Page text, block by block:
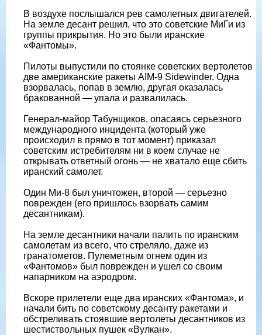
В воздухе послышался рев самолетных двигателей.
На земле десант решил, что это советские МиГи из
группы прикрытия. Но это были иранские
«Фантомы».
Пилоты выпустили по стоянке советских вертолетов
две американские ракеты AIM-9 Sidewinder. Одна
взорвалась, попав в землю, другая оказалась
бракованной — упала и развалилась.
Генерал-майор Табунщиков, опасаясь серьезного
международного инцидента (который уже
происходил в прямо в тот момент) приказал
советским истребителям ни в коем случае не
открывать ответный огонь — не хватало еще сбить
иранский самолет.
Один Ми-8 был уничтожен, второй — серьезно
поврежден (его пришлось взорвать самим
десантникам).
На земле десантники начали палить по иранским
самолетам из всего, что стреляло, даже из
гранатометов. Пулеметным огнем один из
«Фантомов» был поврежден и ушел со своим
напарником на аэродром.
Вскоре прилетели еще два иранских «Фантома», и
начали бить по советскому десанту ракетами и
обстреливать стоявшие вертолеты десантников из
шестиствольных пушек «Вулкан».